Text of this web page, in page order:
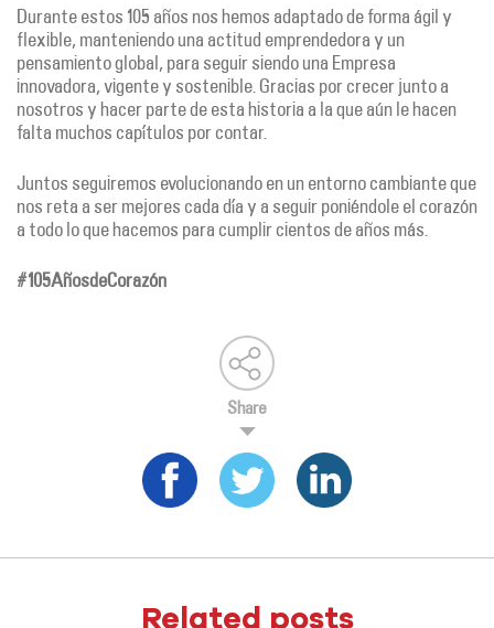
Share
Durante estos 105 años nos hemos adaptado de forma ágil y
flexible, manteniendo una actitud emprendedora y un
pensamiento global, para seguir siendo una Empresa
innovadora, vigente y sostenible. Gracias por crecer junto a
nosotros y hacer parte de esta historia a la que aún le hacen
falta muchos capítulos por contar.
Juntos seguiremos evolucionando en un entorno cambiante que
nos reta a ser mejores cada día y a seguir poniéndole el corazón
a todo lo que hacemos para cumplir cientos de años más.
#105AñosdeCorazón
Related posts